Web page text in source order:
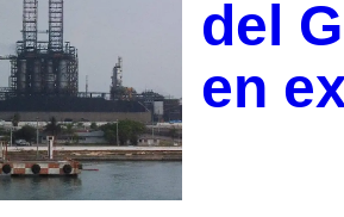
del
en